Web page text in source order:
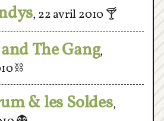
The Gang,
⛓
& les Soldes,
👻